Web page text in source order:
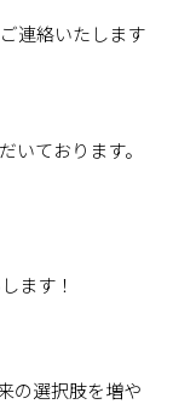
連絡いたします
ております。
ます！
の選択肢を増や